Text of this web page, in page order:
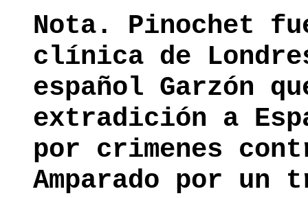
Nota. Pinochet
clínica de
español Garzón
extradición a
por crimenes
Amparado por